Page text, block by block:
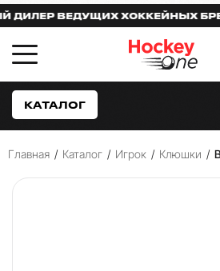
ВЕДУЩИХ ХОККЕЙНЫХ
КАТАЛОГ
Главная / Каталог / Игрок / Клюшки /